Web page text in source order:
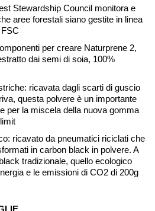
Stewardship Council monitora e
aree forestali siano gestite in linea
per creare Naturprene 2,
dai semi di soia, 100%
ricavata dagli scarti di guscio
questa polvere è un importante
per la miscela della nuova gomma
ricavato da pneumatici riciclati che
in carbon black in polvere. A
tradizionale, quello ecologico
e le emissioni di CO2 di 200g